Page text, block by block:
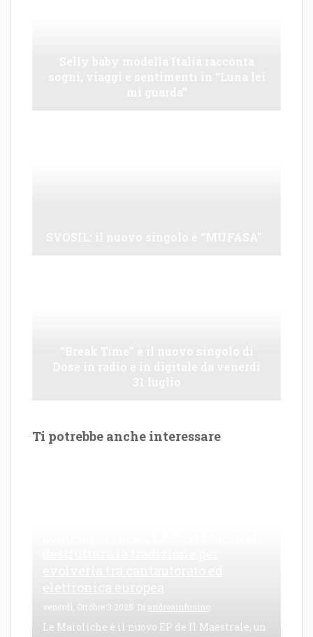
Ti potrebbe anche interessare
venerdì, Ottobre 3 2025 Di andreainfusino
Le Maioliche è il nuovo EP de Il Maestrale, un